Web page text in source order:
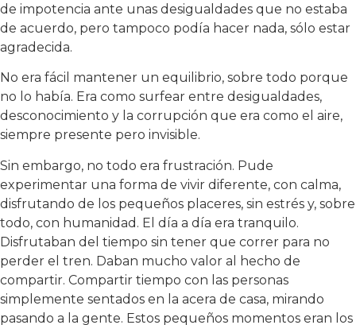
de impotencia ante unas desigualdades que no estaba
de acuerdo, pero tampoco podía hacer nada, sólo estar
agradecida.
No era fácil mantener un equilibrio, sobre todo porque
no lo había. Era como surfear entre desigualdades,
desconocimiento y la corrupción que era como el aire,
siempre presente pero invisible.
Sin embargo, no todo era frustración. Pude
experimentar una forma de vivir diferente, con calma,
disfrutando de los pequeños placeres, sin estrés y, sobre
todo, con humanidad. El día a día era tranquilo.
Disfrutaban del tiempo sin tener que correr para no
perder el tren. Daban mucho valor al hecho de
compartir. Compartir tiempo con las personas
simplemente sentados en la acera de casa, mirando
pasando a la gente. Estos pequeños momentos eran los